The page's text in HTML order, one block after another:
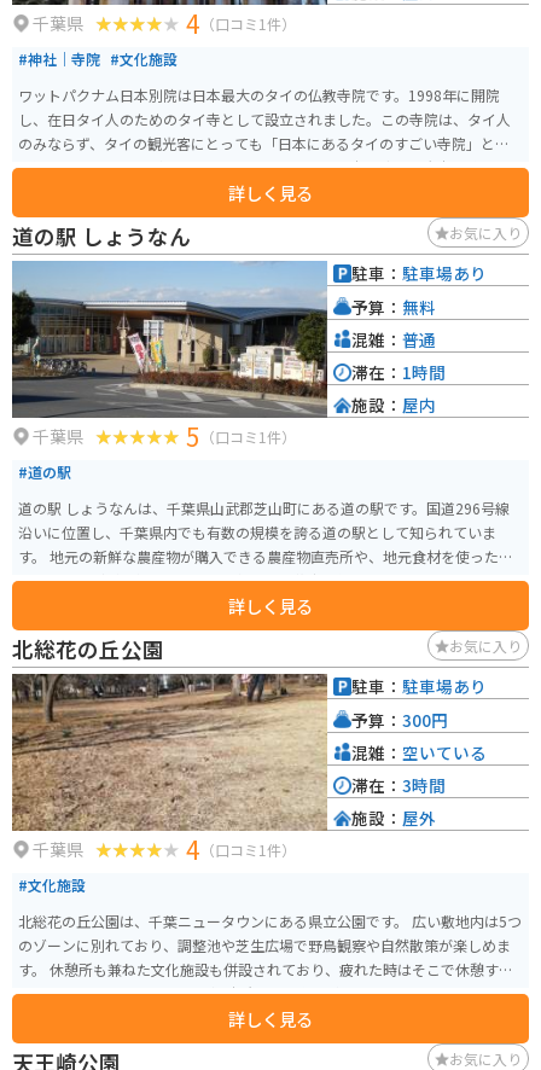
千葉県 4 （口コミ1件）
#神社｜寺院 #文化施設
ワットパクナム日本別院は日本最大のタイの仏教寺院です。1998年に開院
し、在日タイ人のためのタイ寺として設立されました。この寺院は、タイ人
のみならず、タイの観光客にとっても「日本にあるタイのすごい寺院」とし
て知られ、多くの人が訪れます。ワットパクナム日本別院は、大本山成田山
の近くに位置し、その美しい本堂は100%タイの雰囲気を放っています。バン
コクの寺院に匹敵する見応えがあり、文化や宗教の架け橋として、日本とタ
イの間で大切な役割を果たしています。 本に居ながらも海外雰囲気を楽しむ
ことができます。圏央道の下総ICを降りて5分程度で到着します。寺院の内部
にも入ることもできてタイの建築物をじっくり見学することも可能です。タ
イの正月等に合わせてこちらの寺院でイベントが開催されるので市内在住の
タイの方だけでなく首都圏のタイ人の方も訪れます。
詳しく見る
道の駅 しょうなん お気に入り
千葉県 5 （口コミ1件）
#道の駅
道の駅 しょうなんは、千葉県山武郡芝山町にある道の駅です。国道296号線
沿いに位置し、千葉県内でも有数の規模を誇る道の駅として知られていま
す。 地元の新鮮な農産物が購入できる農産物直売所や、地元食材を使ったレ
ストランなどが人気です。特に、名産の落花生を使ったピーナッツソフトク
リームは、道の駅 しょうなんを訪れたらぜひ味わいたい一品です。 バイクで
訪れる場合、道の駅 しょうなんには広々とした駐車場が完備されているため
安心です。休憩スペースも充実しており、ツーリングの途中に立ち寄るのに
最適な場所と言えるでしょう。 道の駅 しょうなん周辺には、航空科学博物館
や成田ゆめ牧場など、観光スポットも充実しています。少し足を延ばせば、成
田山新勝寺や成田空港なども訪れることができます。
詳しく見る
駐車： 駐車場あり
予算： 無料
混雑： 普通
滞在： 1時間
施設： 屋内
北総花の丘公園 お気に入り
千葉県 4 （口コミ1件）
#文化施設
北総花の丘公園は、千葉ニュータウンにある県立公園です。 広い敷地内は5つ
のゾーンに別れており、調整池や芝生広場で野鳥観察や自然散策が楽しめま
す。 休憩所も兼ねた文化施設も併設されており、疲れた時はそこで休憩する
こともできます。 また、緑の相談所という施設が設置されていて、そこでは
専門のコンシェルジュによる植物についての無料相談を行っています。ガー
デニングや植物好きの人にはオススメの施設です。
詳しく見る
駐車： 駐車場あり
予算： 300円
混雑： 空いている
滞在： 3時間
施設： 屋外
天王崎公園 お気に入り